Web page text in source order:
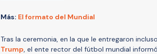
Más: El formato del Mundial
Tras la ceremonia, en la que le entregaron
Trump, el ente rector del fútbol mundial